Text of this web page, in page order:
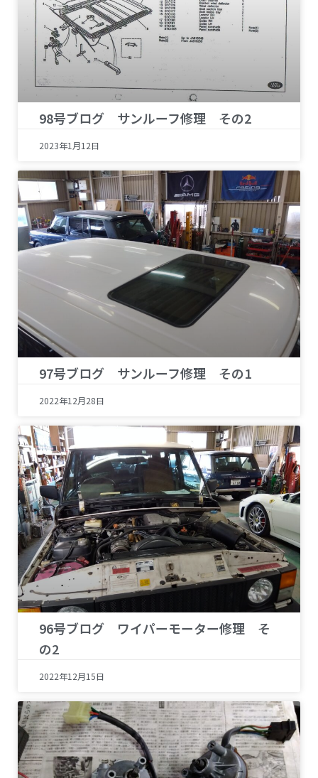
98号ブログ サンルーフ修理 その2
2023年1月12日
97号ブログ サンルーフ修理 その1
2022年12月28日
96号ブログ ワイパーモーター修理 そ
の2
2022年12月15日